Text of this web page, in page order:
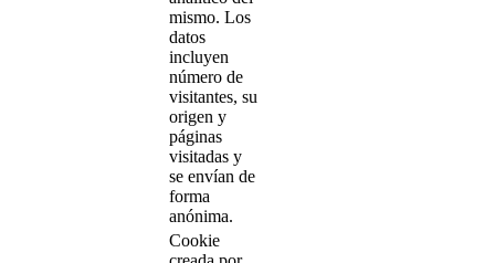
mismo. Los
datos
incluyen
número de
visitantes, su
origen y
páginas
visitadas y
se envían de
forma
anónima.
Cookie